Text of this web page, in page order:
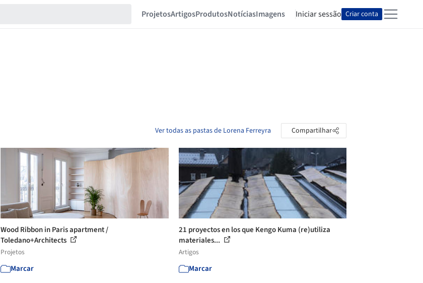
ProjetosArtigosProdutosNotíciasImagens Iniciar sessão Criar conta
Ver todas as pastas de Lorena Ferreyra Compartilhar
Wood Ribbon in Paris apartment /
Toledano+Architects
Projetos
Marcar
21 proyectos en los que Kengo Kuma (re)utiliza
materiales...
Artigos
Marcar